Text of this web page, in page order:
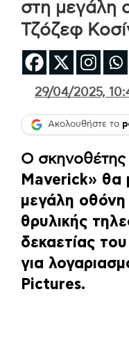
στη μεγάλη
Τζόζεφ
29/04/2025,
Ακολουθήστε το
Ο σκηνοθέτης
Maverick» θα
μεγάλη οθόνη
θρυλικής
δεκαετίας
για
Pictures.